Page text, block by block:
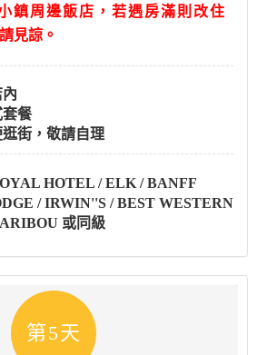
鎮周邊飯店，若遇房滿則改住
見諒。
套餐
逛街，敬請自理
HOTEL / ELK / BANFF
/ IRWIN''S / BEST WESTERN
或同級
第5天